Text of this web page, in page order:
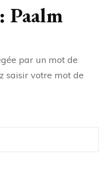
Paalm
par un mot de
saisir votre mot de